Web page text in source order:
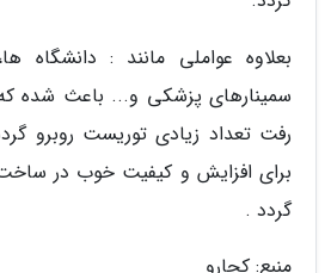
بعلاوه عواملی مانند : دانشگاه
سمینارهای پزشکی و... باعث شده
رفت تعداد زیادی توریست روبرو
برای افزایش و کیفیت خوب در
گردد .
منبع: کجارو